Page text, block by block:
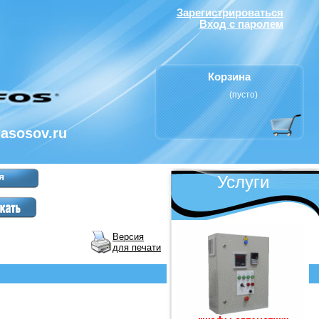
Зарегистрироваться
Вход с паролем
Корзина
(пусто)
Услуги
Версия
для печати